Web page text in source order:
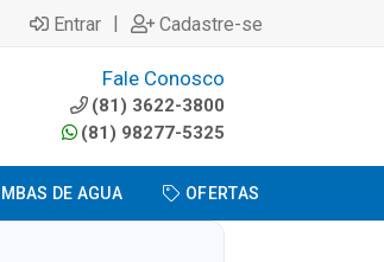
Entrar | Cadastre-se
Fale Conosco
(81) 3622-3800
(81) 98277-5325
DE AGUA OFERTAS